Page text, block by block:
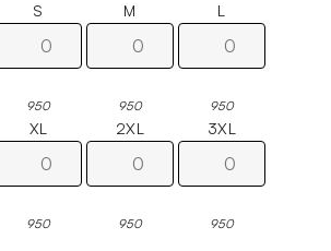
S
950
M
950
L
950
XL
950
2XL
950
3XL
950